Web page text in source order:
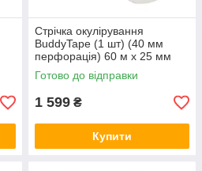
Стрічка окулірування
BuddyTape (1 шт) (40 мм
перфорація) 60 м х 25 мм
(1500 шт) BT60-
40/25 Aglis Японія
Готово до відправки
1 599 ₴
Купити